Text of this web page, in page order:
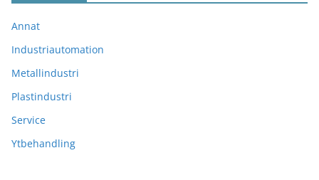
Annat
Industriautomation
Metallindustri
Plastindustri
Service
Ytbehandling